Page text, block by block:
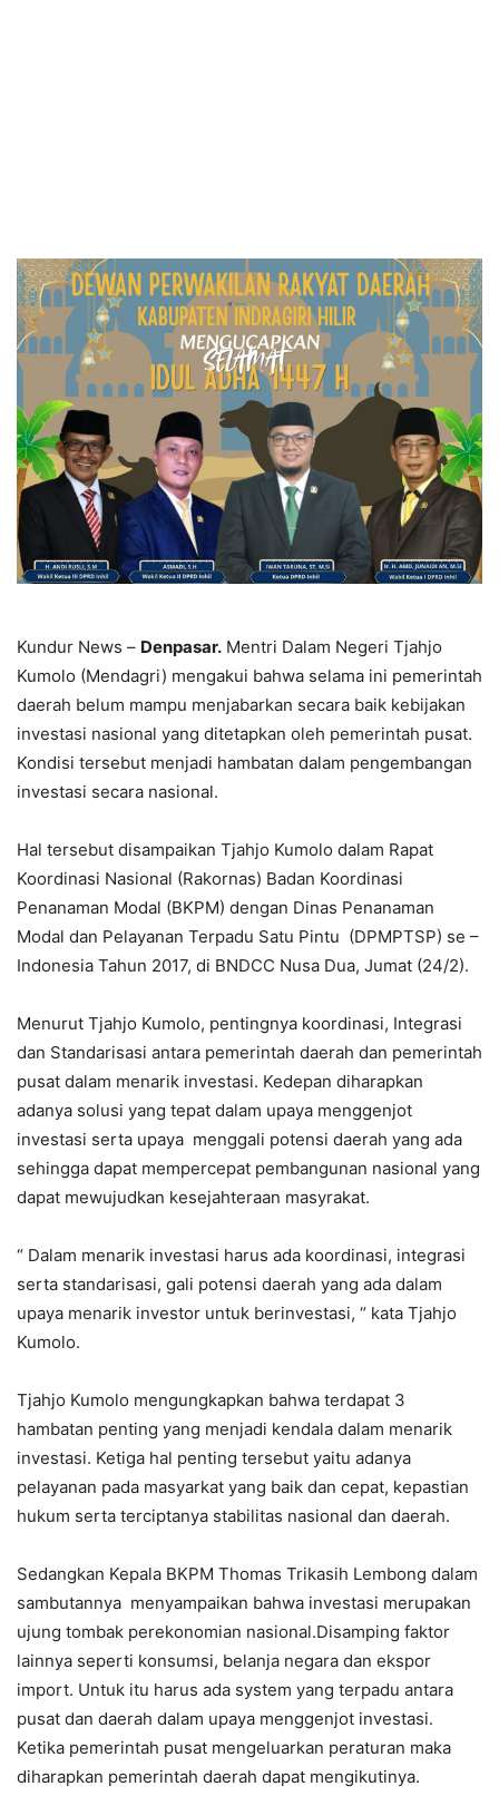
Kundur News – Denpasar. Mentri Dalam Negeri Tjahjo
Kumolo (Mendagri) mengakui bahwa selama ini pemerintah
daerah belum mampu menjabarkan secara baik kebijakan
investasi nasional yang ditetapkan oleh pemerintah pusat.
Kondisi tersebut menjadi hambatan dalam pengembangan
investasi secara nasional.
Hal tersebut disampaikan Tjahjo Kumolo dalam Rapat
Koordinasi Nasional (Rakornas) Badan Koordinasi
Penanaman Modal (BKPM) dengan Dinas Penanaman
Modal dan Pelayanan Terpadu Satu Pintu (DPMPTSP) se –
Indonesia Tahun 2017, di BNDCC Nusa Dua, Jumat (24/2).
Menurut Tjahjo Kumolo, pentingnya koordinasi, Integrasi
dan Standarisasi antara pemerintah daerah dan pemerintah
pusat dalam menarik investasi. Kedepan diharapkan
adanya solusi yang tepat dalam upaya menggenjot
investasi serta upaya menggali potensi daerah yang ada
sehingga dapat mempercepat pembangunan nasional yang
dapat mewujudkan kesejahteraan masyrakat.
“ Dalam menarik investasi harus ada koordinasi, integrasi
serta standarisasi, gali potensi daerah yang ada dalam
upaya menarik investor untuk berinvestasi, “ kata Tjahjo
Kumolo.
Tjahjo Kumolo mengungkapkan bahwa terdapat 3
hambatan penting yang menjadi kendala dalam menarik
investasi. Ketiga hal penting tersebut yaitu adanya
pelayanan pada masyarkat yang baik dan cepat, kepastian
hukum serta terciptanya stabilitas nasional dan daerah.
Sedangkan Kepala BKPM Thomas Trikasih Lembong dalam
sambutannya menyampaikan bahwa investasi merupakan
ujung tombak perekonomian nasional.Disamping faktor
lainnya seperti konsumsi, belanja negara dan ekspor
import. Untuk itu harus ada system yang terpadu antara
pusat dan daerah dalam upaya menggenjot investasi.
Ketika pemerintah pusat mengeluarkan peraturan maka
diharapkan pemerintah daerah dapat mengikutinya.